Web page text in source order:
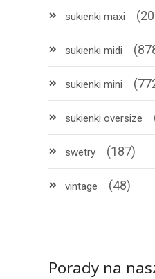
sukienki maxi
sukienki midi
sukienki mini
sukienki oversize
swetry (187)
vintage (48)
Porady na